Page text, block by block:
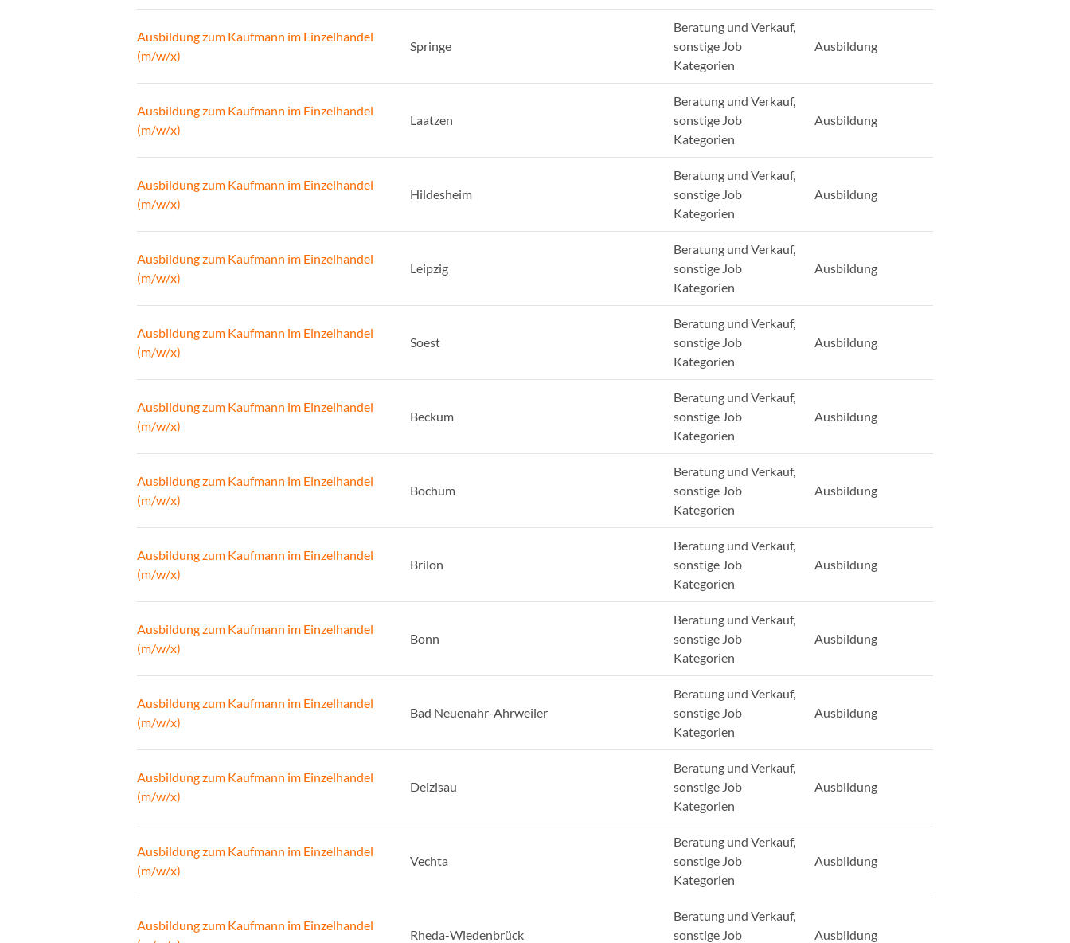
Ausbildung zum Kaufmann im Einzelhandel
(m/w/x)
Springe
Beratung und Verkauf,
sonstige Job
Kategorien
Ausbildung
Ausbildung zum Kaufmann im Einzelhandel
(m/w/x)
Laatzen
Beratung und Verkauf,
sonstige Job
Kategorien
Ausbildung
Ausbildung zum Kaufmann im Einzelhandel
(m/w/x)
Hildesheim
Beratung und Verkauf,
sonstige Job
Kategorien
Ausbildung
Ausbildung zum Kaufmann im Einzelhandel
(m/w/x)
Leipzig
Beratung und Verkauf,
sonstige Job
Kategorien
Ausbildung
Ausbildung zum Kaufmann im Einzelhandel
(m/w/x)
Soest
Beratung und Verkauf,
sonstige Job
Kategorien
Ausbildung
Ausbildung zum Kaufmann im Einzelhandel
(m/w/x)
Beckum
Beratung und Verkauf,
sonstige Job
Kategorien
Ausbildung
Ausbildung zum Kaufmann im Einzelhandel
(m/w/x)
Bochum
Beratung und Verkauf,
sonstige Job
Kategorien
Ausbildung
Ausbildung zum Kaufmann im Einzelhandel
(m/w/x)
Brilon
Beratung und Verkauf,
sonstige Job
Kategorien
Ausbildung
Ausbildung zum Kaufmann im Einzelhandel
(m/w/x)
Bonn
Beratung und Verkauf,
sonstige Job
Kategorien
Ausbildung
Ausbildung zum Kaufmann im Einzelhandel
(m/w/x)
Bad Neuenahr-Ahrweiler
Beratung und Verkauf,
sonstige Job
Kategorien
Ausbildung
Ausbildung zum Kaufmann im Einzelhandel
(m/w/x)
Deizisau
Beratung und Verkauf,
sonstige Job
Kategorien
Ausbildung
Ausbildung zum Kaufmann im Einzelhandel
(m/w/x)
Vechta
Beratung und Verkauf,
sonstige Job
Kategorien
Ausbildung
Ausbildung zum Kaufmann im Einzelhandel
Rheda-Wiedenbrück
Beratung und Verkauf,
sonstige Job
Ausbildung